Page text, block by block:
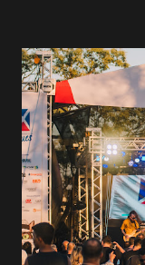
impacto é tão
agora é Expozebu
VAI ESTREMECER
24, 25, 30 de abril
da música
piseiro e sofrência
Natanzinho Lima